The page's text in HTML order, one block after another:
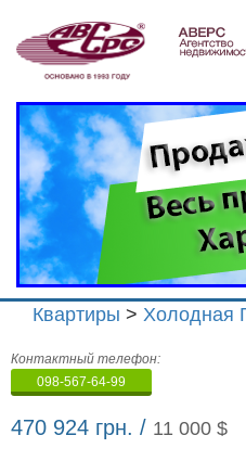
Квартиры > Холодная
Агенство
недвижимости
"Аверс"
Контактный телефон:
098-567-64-99
470 924 грн. / 11 000 $